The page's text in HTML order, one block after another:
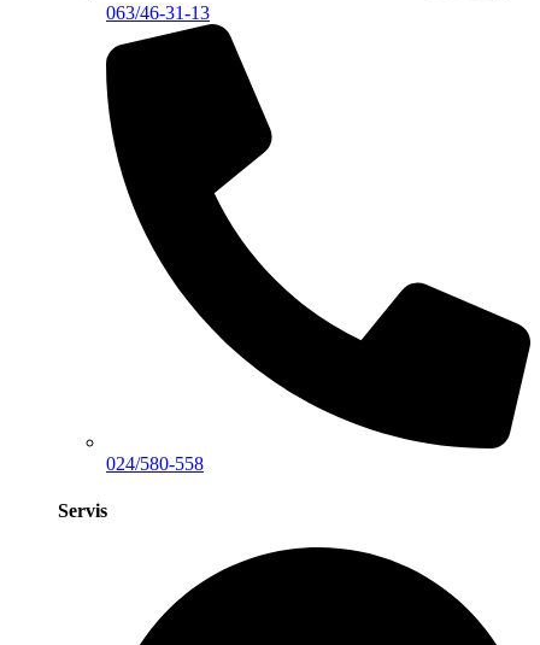
063/46-31-13
024/580-558
Servis